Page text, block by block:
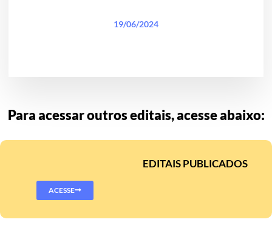
19/06/2024
Para acessar outros editais, acesse abaixo:
EDITAIS PUBLICADOS
ACESSE